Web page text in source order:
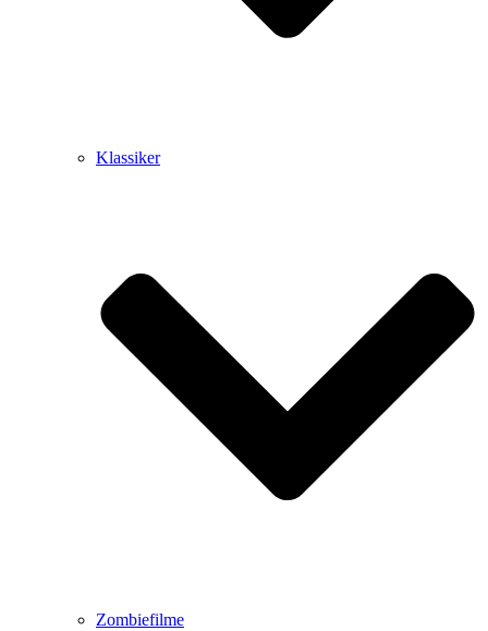
Klassiker
Zombiefilme